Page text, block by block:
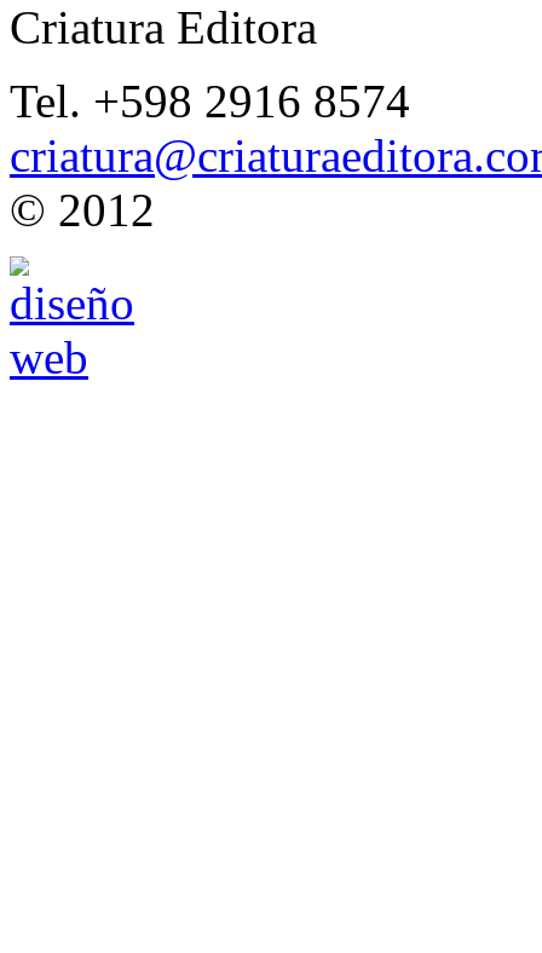
Criatura Editora
Tel. +598 2916 8574
© 2012